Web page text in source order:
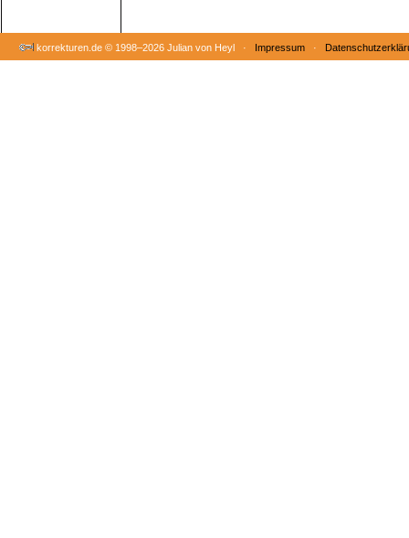
korrekturen.de © 1998–2026 Julian von Heyl · Impressum ·